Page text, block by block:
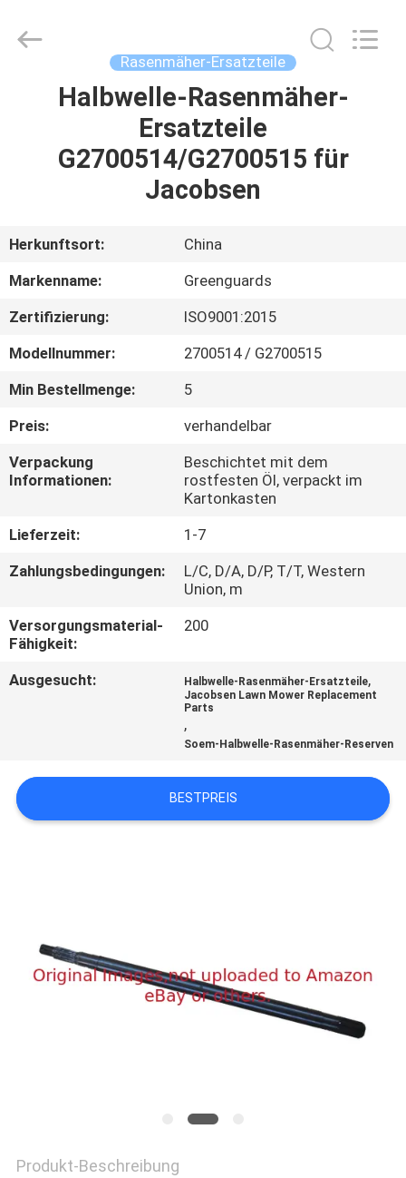
HAUS
PRODUKTE
UNS
AUSFLUG
QUALITÄTSKONTROLLE
TRETEN
SIE
UNS
IN
NACHRICHTEN
ZITAT
Trading
Rasenmäher-Ersatzteile
Halbwelle-Rasenmäher-
Ersatzteile
G2700514/G2700515 für
Jacobsen
Herkunftsort:
China
Markenname:
Greenguards
Zertifizierung:
ISO9001:2015
Modellnummer:
2700514 / G2700515
Min Bestellmenge:
5
Preis:
verhandelbar
Verpackung
Informationen:
Beschichtet mit dem
rostfesten Öl, verpackt im
Kartonkasten
Lieferzeit:
1-7
Zahlungsbedingungen:
L/C, D/A, D/P, T/T, Western
Union, m
Versorgungsmaterial-
Fähigkeit:
200
Ausgesucht: Halbwelle-Rasenmäher-Ersatzteile,
Jacobsen Lawn Mower Replacement
Parts
,
Soem-Halbwelle-Rasenmäher-Reserven
BESTPREIS
Produkt-Beschreibung